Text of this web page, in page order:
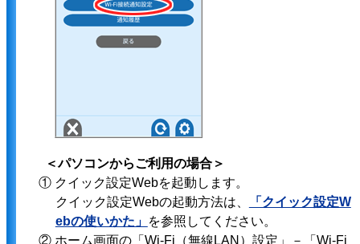
＜パソコンからご利用の場合＞
① クイック設定Webを起動します。
クイック設定Webの起動方法は、
「クイック設定W
ebの使いかた」 を参照してください。
② ホーム画面の「Wi-Fi（無線LAN）設定」－「Wi-Fi